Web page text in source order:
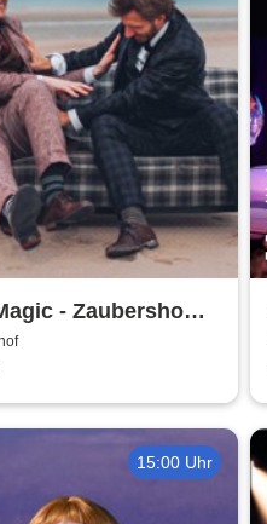
- Zaubershow
und Nico
15:00 Uhr